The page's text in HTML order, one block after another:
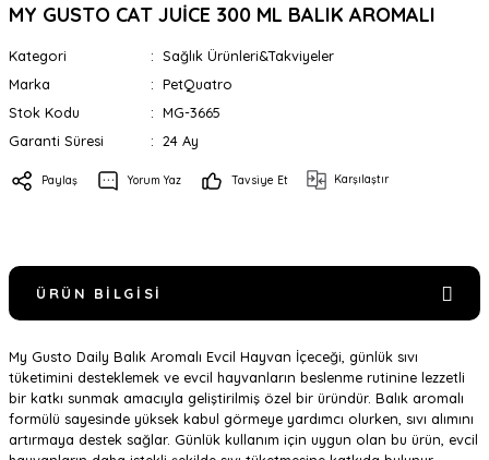
MY GUSTO CAT JUİCE 300 ML BALIK AROMALI
Kategori
Sağlık Ürünleri&Takviyeler
Marka
PetQuatro
Stok Kodu
MG-3665
Garanti Süresi
24 Ay
Paylaş Yorum Yaz Tavsiye Et Karşılaştır
ÜRÜN BILGISI
My Gusto Daily Balık Aromalı Evcil Hayvan İçeceği, günlük sıvı
tüketimini desteklemek ve evcil hayvanların beslenme rutinine lezzetli
bir katkı sunmak amacıyla geliştirilmiş özel bir üründür. Balık aromalı
formülü sayesinde yüksek kabul görmeye yardımcı olurken, sıvı alımını
artırmaya destek sağlar. Günlük kullanım için uygun olan bu ürün, evcil